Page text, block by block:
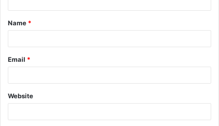
t
*
Name *
Email *
Website